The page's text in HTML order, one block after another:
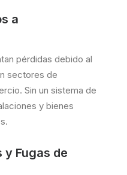
a
pérdidas debido al
sectores de
Sin un sistema de
y bienes
y Fugas de